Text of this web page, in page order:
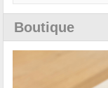
Boutique